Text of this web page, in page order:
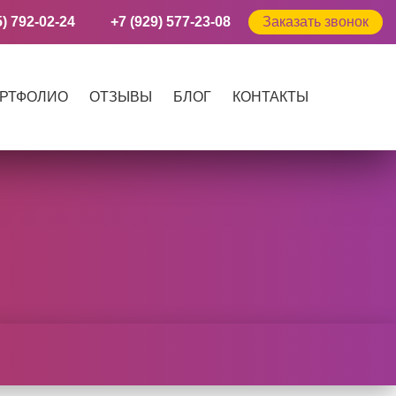
792-02-24 +7 (929) 577-23-08 Заказать звонок
ОТЗЫВЫ БЛОГ КОНТАКТЫ